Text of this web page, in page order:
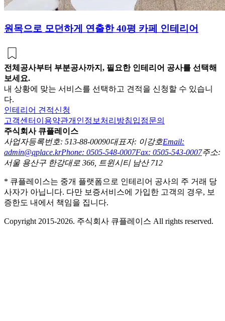
원목으로 모던하게 연출한 40평 카페 인테리어
전체공사부터 부분공사까지, 필요한 인테리어 공사를 선택해
보세요.
내 상황에 맞는 서비스를 선택하고 견적을 신청할 수 있습니
다.
인테리어 견적신청
고객센터 이용약관개인정보처리방침입점문의
주식회사 큐플레이스
사업자등록번호: 513-88-00090대표자: 이강호Email:
admin@qplace.krPhone: 0505-548-0007Fax: 0505-543-0007주소:
서울 용산구 한강대로 366, 트윈시티 남산 712
* 큐플레이스는 중개 플랫폼으로 인테리어 공사의 주 거래 당
사자가 아닙니다. 다만 보증서비스에 가입한 고객의 경우, 보
증한도 내에서 책임을 집니다.
Copyright 2015-2026. 주식회사 큐플레이스 All rights reserved.